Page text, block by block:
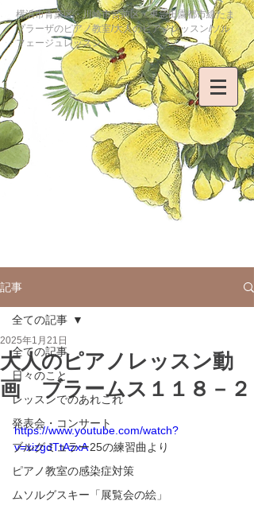
横浜市青葉区・川崎市宮前区・東急田園都市線たま
プラーザのピアノ教室/大人のピアノレッスン/ソル
フェージュレッスン
記事
全ての記事
日々のこと
レッスンでのあれこれ
発表会・コンサート
ブルグミュラー25の練習曲より
ピアノ教室の感染症対策
ムソルグスキー「展覧会の絵」
全ての記事
大人のピアノレッスン動
画 ブラームス１１８－２
2025年1月21日
https://www.youtube.com/watch?
v=xizgdTtAzxA